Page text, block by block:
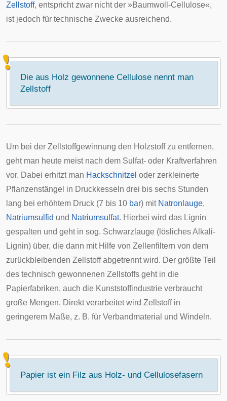
Zellstoff, entspricht zwar nicht der »Baumwoll-Cellulose«,
ist jedoch für technische Zwecke ausreichend.
Die aus Holz gewonnene Cellulose nennt man
Zellstoff
Um bei der Zellstoffgewinnung den Holzstoff zu entfernen,
geht man heute meist nach dem Sulfat- oder Kraftverfahren
vor. Dabei erhitzt man Hackschnitzel oder zerkleinerte
Pflanzenstängel in Druckkesseln drei bis sechs Stunden
lang bei erhöhtem Druck (7 bis 10 bar) mit Natronlauge,
Natriumsulfid und Natriumsulfat. Hierbei wird das Lignin
gespalten und geht in sog. Schwarzlauge (lösliches Alkali-
Lignin) über, die dann mit Hilfe von Zellenfiltern von dem
zurückbleibenden Zellstoff abgetrennt wird. Der größte Teil
des technisch gewonnenen Zellstoffs geht in die
Papierfabriken, auch die Kunststoffindustrie verbraucht
große Mengen. Direkt verarbeitet wird Zellstoff in
geringerem Maße, z. B. für Verbandmaterial und Windeln.
Papier ist ein Filz aus Holz- und Cellulosefasern